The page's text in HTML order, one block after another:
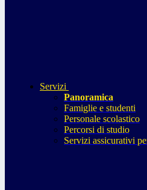
Servizi
Panoramica
Famiglie e studenti
Personale scolastico
Percorsi di studio
Servizi assicurativi